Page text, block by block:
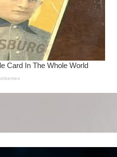
Wanita Pamer Pakaian
Kepribadian